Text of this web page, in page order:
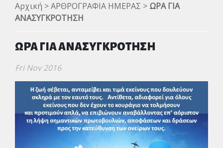
Αρχική >ΑΡΘΡΟΓΡΑΦΙΑ ΗΜΕΡΑΣ > ΩΡΑ ΓΙΑ
ΑΝΑΣΥΓΚΡΟΤΗΣΗ
ΩΡΑ ΓΙΑ ΑΝΑΣΥΓΚΡΟΤΗΣΗ
Fri Nov 2016